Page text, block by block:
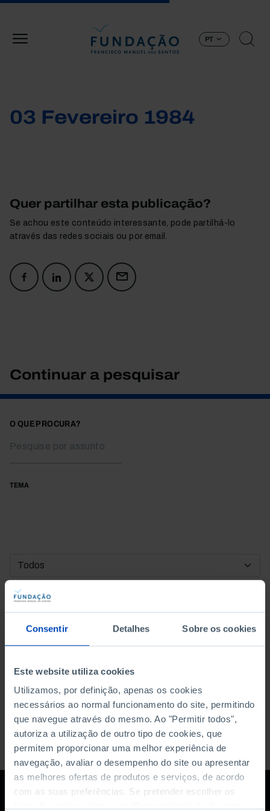
Consentir Detalhes Sobre os cookies
Este website utiliza cookies
Utilizamos, por definição, apenas os cookies
necessários ao normal funcionamento do site, permitindo
que navegue através do mesmo. Ao "Permitir todos",
autoriza a utilização de outro tipo de cookies, que
permitem proporcionar uma melhor experiência de
navegação, avaliar o desempenho do site ou apresentar
as melhores ofertas de produtos e serviços, de acordo
com as suas preferências. Se pretender escolher os
PT
03 Fevereiro 1984
Quer partilhar esta publicação?
Se achou este conteúdo interessante, pode partilhá-lo
através das redes sociais ou por email.
Continuar a pesquisar
O QUE PROCURA?
TEMA
DATA DE INÍCIO
DATA DE FIM